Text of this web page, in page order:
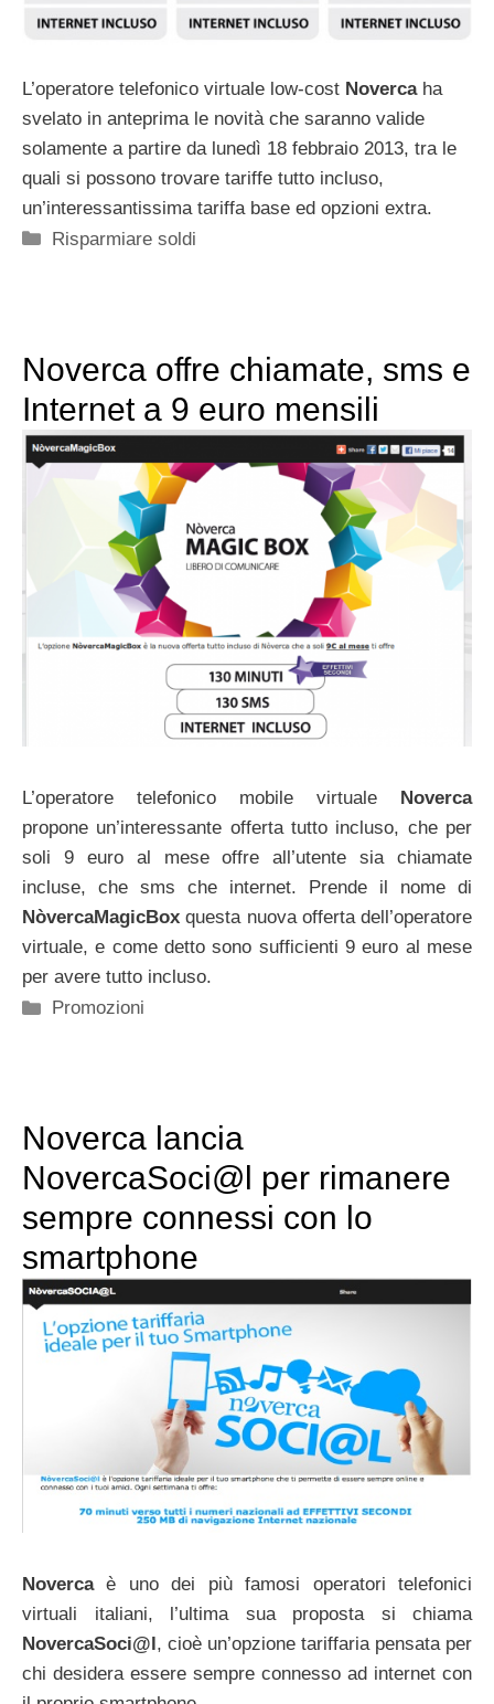
L’operatore telefonico virtuale low-cost Novercaha
svelato in anteprima le novità che saranno valide
solamente a partire da lunedì 18 febbraio 2013, tra le
quali si possono trovare tariffe tutto incluso,
un’interessantissima tariffa base ed opzioni extra.
Categorie
Risparmiare soldi
Noverca offre chiamate, sms e
Internet a 9 euro mensili
L’operatore telefonico mobile virtuale
Noverca
propone un’interessante offerta tutto incluso, che per
soli 9 euro al mese offre all’utente sia chiamate
incluse, che sms che internet. Prende il nome di
NòvercaMagicBox questa nuova offerta dell’operatore
virtuale, e come detto sono sufficienti 9 euro al mese
per avere tutto incluso.
Categorie
Promozioni
Noverca lancia
NovercaSoci@l per rimanere
sempre connessi con lo
smartphone
Novercaè uno dei più famosi operatori telefonici
virtuali italiani, l’ultima sua proposta si chiama
NovercaSoci@l, cioè un’opzione tariffaria pensata per
chi desidera essere sempre connesso ad internet con